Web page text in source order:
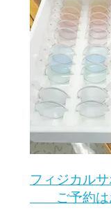
フィジカル
ご予約は